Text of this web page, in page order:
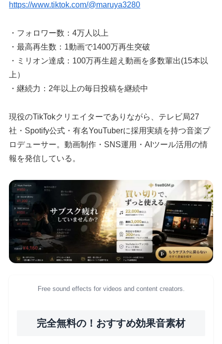
https://www.tiktok.com/@maruya3280
・フォロワー数：4万人以上
・最高再生数：1動画で1400万再生突破
・ミリオン達成：100万再生超え動画を多数輩出(15本以
上）
・継続力：2年以上の毎日投稿を継続中
現役のTikTokクリエイターでありながら、テレビ局27
社・Spotify公式・有名YouTuberに採用実績を持つ音楽プ
ロデューサー。動画制作・SNS運用・AIツール活用の情
報を発信している。
Free sound effects for videos and content creators.
完全無料の！おすすめ効果音素材